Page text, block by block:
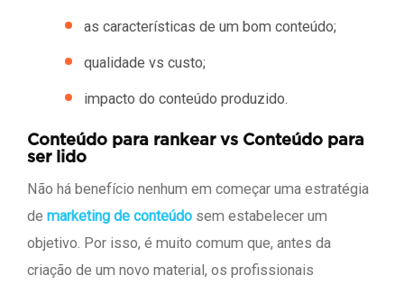
as características de um bom conteúdo;
qualidade vs custo;
impacto do conteúdo produzido.
Conteúdo para rankear vs Conteúdo para
ser lido
Não há benefício nenhum em começar uma estratégia
de marketing de conteúdo sem estabelecer um
objetivo. Por isso, é muito comum que, antes da
criação de um novo material, os profissionais